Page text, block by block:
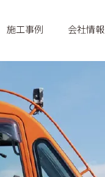
施工事例 会社情報